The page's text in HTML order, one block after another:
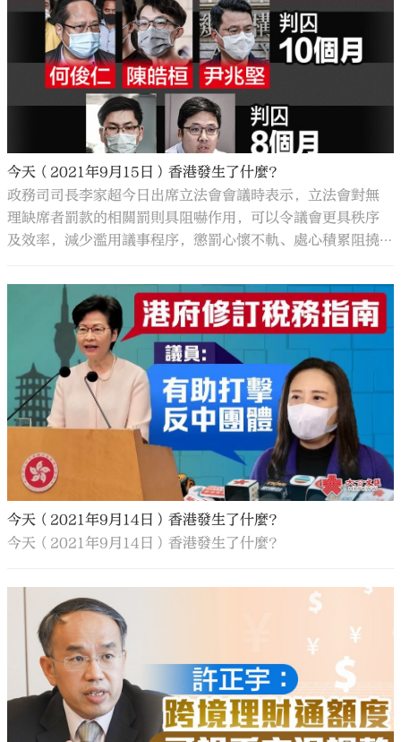
今天（2021年9月15日）香港發生了什麼？
政務司司長李家超今日出席立法會會議時表示，立法會對無
理缺席者罰款的相關罰則具阻嚇作用，可以令議會更具秩序
及效率，減少濫用議事程序，懲罰心懷不軌、處心積累阻撓
今天（2021年9月14日）香港發生了什麼？
今天（2021年9月14日）香港發生了什麼？